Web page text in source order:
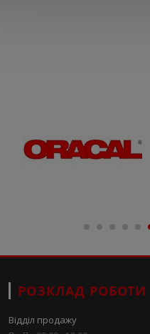
РОЗКЛАД РОБОТИ
Відділ продажу